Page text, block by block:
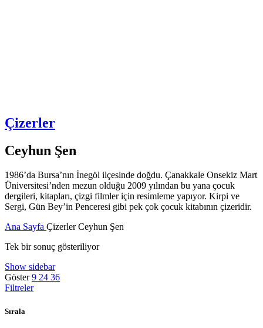
Çizerler
Ceyhun Şen
1986’da Bursa’nın İnegöl ilçesinde doğdu. Çanakkale Onsekiz Mart
Üniversitesi’nden mezun olduğu 2009 yılından bu yana çocuk
dergileri, kitapları, çizgi filmler için resimleme yapıyor. Kirpi ve
Sergi, Gün Bey’in Penceresi gibi pek çok çocuk kitabının çizeridir.
Ana Sayfa ÇizerlerCeyhun Şen
Tek bir sonuç gösteriliyor
Show sidebar
Göster9 24 36
Filtreler
Sırala